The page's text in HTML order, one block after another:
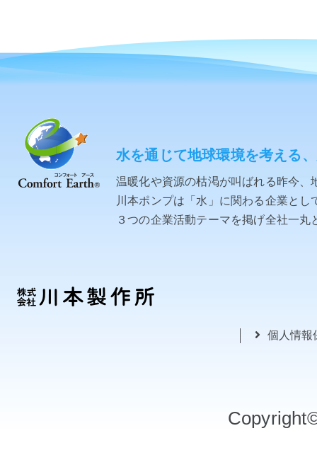
水を通じて地球環境を考える
温暖化や資源の枯渇が叫ばれる昨今
川本ポンプは「水」に関わる企業と
３つの企業活動テーマを掲げ全社一
個人情報